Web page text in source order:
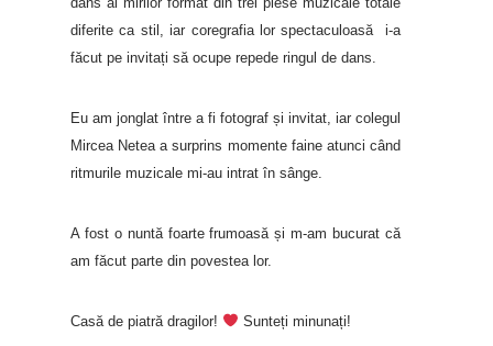
diferite ca stil, iar coregrafia lor spectaculoasă i-a
făcut pe invitați să ocupe repede ringul de dans.
Eu am jonglat între a fi fotograf și invitat, iar colegul
Mircea Netea a surprins momente faine atunci când
ritmurile muzicale mi-au intrat în sânge.
A fost o nuntă foarte frumoasă și m-am bucurat că
am făcut parte din povestea lor.
Casă de piatră dragilor! Sunteți minunați!